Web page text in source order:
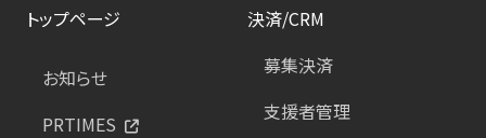
トップページ
お知らせ
PRTIMES
決済/CRM
募集決済
支援者管理